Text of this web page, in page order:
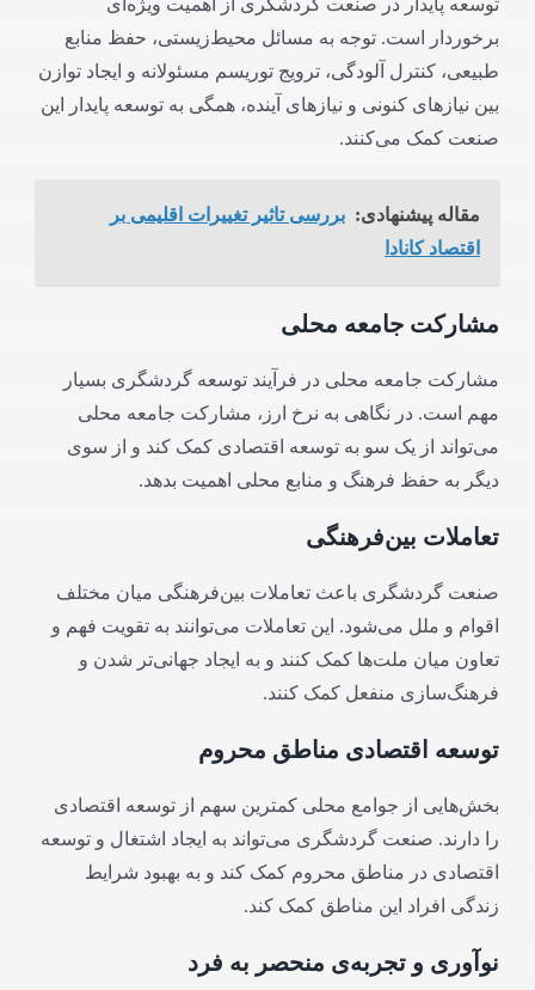
برخوردار است. توجه به مسائل محیط‌زیستی، حفظ منابع
طبیعی، کنترل آلودگی، ترویج توریسم مسئولانه و ایجاد توازن
بین نیازهای کنونی و نیازهای آینده، همگی به توسعه پایدار این
صنعت کمک می‌کنند.
مقاله پیشنهادی: بررسی تاثیر تغییرات اقلیمی بر
اقتصاد کانادا
مشارکت جامعه محلی
مشارکت جامعه محلی در فرآیند توسعه گردشگری بسیار
مهم است. در نگاهی به نرخ ارز، مشارکت جامعه محلی
می‌تواند از یک سو به توسعه اقتصادی کمک کند و از سوی
دیگر به حفظ فرهنگ و منابع محلی اهمیت بدهد.
تعاملات بین‌فرهنگی
صنعت گردشگری باعث تعاملات بین‌فرهنگی میان مختلف
اقوام و ملل می‌شود. این تعاملات می‌توانند به تقویت فهم و
تعاون میان ملت‌ها کمک کنند و به ایجاد جهانی‌تر شدن و
فرهنگ‌سازی منفعل کمک کنند.
توسعه اقتصادی مناطق محروم
بخش‌هایی از جوامع محلی کمترین سهم از توسعه اقتصادی
را دارند. صنعت گردشگری می‌تواند به ایجاد اشتغال و توسعه
اقتصادی در مناطق محروم کمک کند و به بهبود شرایط
زندگی افراد این مناطق کمک کند.
نوآوری و تجربه‌ی منحصر به فرد